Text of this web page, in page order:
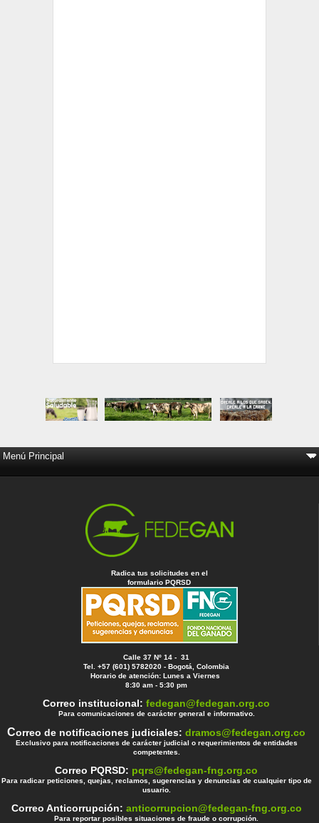
Radica tus solicitudes en el
formulario PQRSD
Calle 37 Nº 14 - 31
Tel. +57 (601) 5782020 - Bogotá, Colombia
Horario de atención: Lunes a Viernes
8:30 am - 5:30 pm
Correo institucional:fedegan@fedegan.org.co
Para comunicaciones de carácter general e informativo.
Correo de notificaciones judiciales:dramos@fedegan.org.co
Exclusivo para notificaciones de carácter judicial o requerimientos de entidades
competentes.
Correo PQRSD: pqrs@fedegan-fng.org.co
Para radicar peticiones, quejas, reclamos, sugerencias y denuncias de cualquier tipo de
usuario.
Correo Anticorrupción: anticorrupcion@fedegan-fng.org.co
Para reportar posibles situaciones de fraude o corrupción.